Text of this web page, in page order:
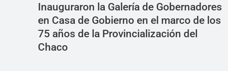
Inauguraron la Galería de Gobernadores
en Casa de Gobierno en el marco de los
75 años de la Provincialización del
Chaco